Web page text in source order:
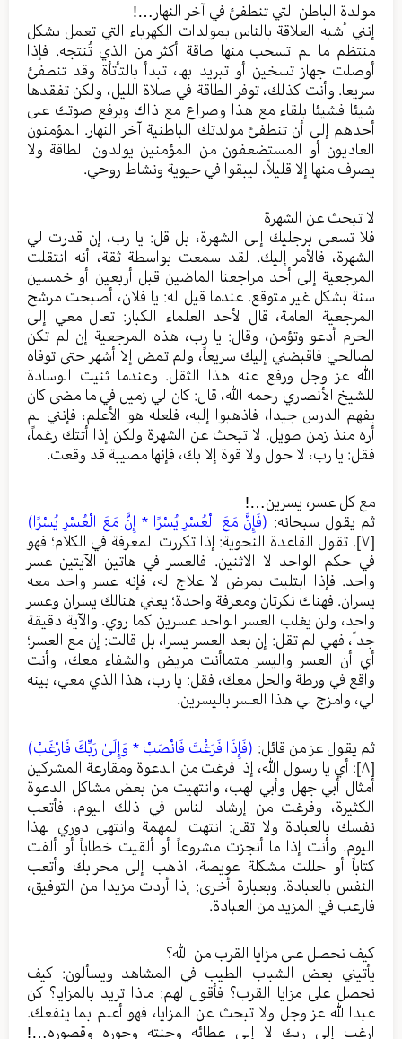
مولدة الباطن التي تنطفئ في آخر النهار…!
إنني أشبه العلاقة بالناس بمولدات الكهرباء التي تعمل بشكل
منتظم ما لم تسحب منها طاقة أكثر من الذي تُنتجه. فإذا
أوصلت جهاز تسخين أو تبريد بها، تبدأ بالتأتأة وقد تنطفئ
سريعا. وأنت كذلك، توفر الطاقة في صلاة الليل، ولكن تفقدها
شيئا فشيئا بلقاء مع هذا وصراع مع ذاك وبرفع صوتك على
أحدهم إلى أن تنطفئ مولدتك الباطنية آخر النهار. المؤمنون
العاديون أو المستضعفون من المؤمنين يولدون الطاقة ولا
يصرف منها إلا قليلاً، ليبقوا في حيوية ونشاط روحي.
لا تبحث عن الشهرة
فلا تسعى برجليك إلى الشهرة، بل قل: يا رب، إن قدرت لي
الشهرة، فالأمر إليك. لقد سمعت بواسطة ثقة، أنه انتقلت
المرجعية إلى أحد مراجعنا الماضين قبل أربعين أو خمسين
سنة بشكل غير متوقع. عندما قيل له: يا فلان، أصبحت مرشح
المرجعية العامة، قال لأحد العلماء الكبار: تعال معي إلى
الحرم أدعو وتؤمن، وقال: يا رب، هذه المرجعية إن لم تكن
لصالحي فاقبضني إليك سريعاً، ولم تمض إلا أشهر حتى توفاه
الله عز وجل ورفع عنه هذا الثقل. وعندما ثنيت الوسادة
للشيخ الأنصاري رحمه الله، قال: كان لي زميل في ما مضى كان
يفهم الدرس جيدا، فاذهبوا إليه، فلعله هو الأعلم، فإنني لم
أره منذ زمن طويل. لا تبحث عن الشهرة ولكن إذا أتتك رغماً،
فقل: يا رب، لا حول ولا قوة إلا بك، فإنها مصيبة قد وقعت.
مع كل عسر، يسرين…!
ثم يقول سبحانه: (فَإِنَّ مَعَ الْعُسْرِ يُسْرًا * إِنَّ مَعَ الْعُسْرِ يُسْرًا)
[٧]
. تقول القاعدة النحوية: إذا تكررت المعرفة في الكلام؛ فهو
في حكم الواحد لا الاثنين. فالعسر في هاتين الآيتين عسر
واحد. فإذا ابتليت بمرض لا علاج له، فإنه عسر واحد معه
يسران. فهناك نكرتان ومعرفة واحدة؛ يعني هنالك يسران وعسر
واحد، ولن يغلب العسر الواحد عسرين كما روي. والآية دقيقة
جداً، فهي لم تقل: إن بعد العسر يسرا، بل قالت: إن مع العسر؛
أي أن العسر واليسر متماأنت مريض والشفاء معك، وأنت
واقع في ورطة والحل معك، فقل: يا رب، هذا الذي معي، بينه
لي، وامزج لي هذا العسر باليسرين.
ثم يقول عز من قائل: (فَإِذَا فَرَغْتَ فَانْصَبْ * وَإِلَىٰ رَبِّكَ فَارْغَبْ)
[٨]
؛ أي يا رسول الله، إذا فرغت من الدعوة ومقارعة المشركين
أمثال أبي جهل وأبي لهب، وانتهيت من بعض مشاكل الدعوة
الكثيرة، وفرغت من إرشاد الناس في ذلك اليوم، فأتعب
نفسك بالعبادة ولا تقل: انتهت المهمة وانتهى دوري لهذا
اليوم. وأنت إذا ما أنجزت مشروعاً أو ألقيت خطاباً أو ألفت
كتاباً أو حللت مشكلة عويصة، اذهب إلى محرابك وأتعب
النفس بالعبادة. وبعبارة أخرى: إذا أردت مزيدا من التوفيق،
فارعب في المزيد من العبادة.
كيف نحصل على مزايا القرب من الله؟
يأتيني بعض الشباب الطيب في المشاهد ويسألون: كيف
نحصل على مزايا القرب؟ فأقول لهم: ماذا تريد بالمزايا؟ كن
عبدا لله عز وجل ولا تبحث عن المزايا، فهو أعلم بما ينفعك.
ارغب إلى ربك لا إلى عطائه وجنته وحوره وقصوره…!